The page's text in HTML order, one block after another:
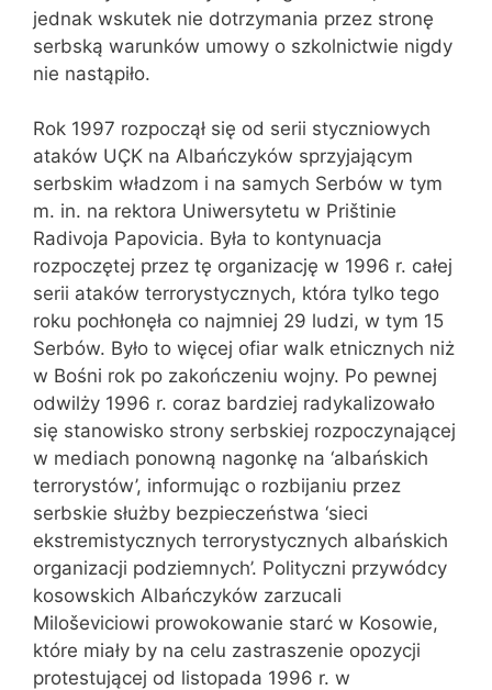
jednak wskutek nie dotrzymania przez stronę
serbską warunków umowy o szkolnictwie nigdy
nie nastąpiło.
Rok 1997 rozpoczął się od serii styczniowych
ataków UÇK na Albańczyków sprzyjającym
serbskim władzom i na samych Serbów w tym
m. in. na rektora Uniwersytetu w Prištinie
Radivoja Papovicia. Była to kontynuacja
rozpoczętej przez tę organizację w 1996 r. całej
serii ataków terrorystycznych, która tylko tego
roku pochłonęła co najmniej 29 ludzi, w tym 15
Serbów. Było to więcej ofiar walk etnicznych niż
w Bośni rok po zakończeniu wojny. Po pewnej
odwilży 1996 r. coraz bardziej radykalizowało
się stanowisko strony serbskiej rozpoczynającej
w mediach ponowną nagonkę na ‘albańskich
terrorystów’, informując o rozbijaniu przez
serbskie służby bezpieczeństwa ‘sieci
ekstremistycznych terrorystycznych albańskich
organizacji podziemnych’. Polityczni przywódcy
kosowskich Albańczyków zarzucali
Miloševiciowi prowokowanie starć w Kosowie,
które miały by na celu zastraszenie opozycji
protestującej od listopada 1996 r. w